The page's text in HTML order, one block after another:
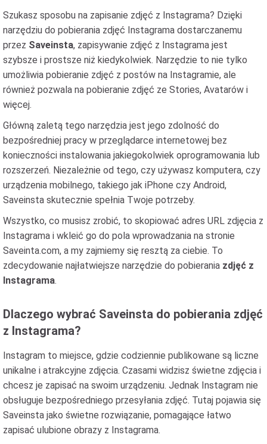
Szukasz sposobu na zapisanie zdjęć z Instagrama? Dzięki
narzędziu do pobierania zdjęć Instagrama dostarczanemu
przez Saveinsta, zapisywanie zdjęć z Instagrama jest
szybsze i prostsze niż kiedykolwiek. Narzędzie to nie tylko
umożliwia pobieranie zdjęć z postów na Instagramie, ale
również pozwala na pobieranie zdjęć ze Stories, Avatarów i
więcej.
Główną zaletą tego narzędzia jest jego zdolność do
bezpośredniej pracy w przeglądarce internetowej bez
konieczności instalowania jakiegokolwiek oprogramowania lub
rozszerzeń. Niezależnie od tego, czy używasz komputera, czy
urządzenia mobilnego, takiego jak iPhone czy Android,
Saveinsta skutecznie spełnia Twoje potrzeby.
Wszystko, co musisz zrobić, to skopiować adres URL zdjęcia z
Instagrama i wkleić go do pola wprowadzania na stronie
Saveinta.com, a my zajmiemy się resztą za ciebie. To
zdecydowanie najłatwiejsze narzędzie do pobierania zdjęć z
Instagrama.
Dlaczego wybrać Saveinsta do pobierania zdjęć
z Instagrama?
Instagram to miejsce, gdzie codziennie publikowane są liczne
unikalne i atrakcyjne zdjęcia. Czasami widzisz świetne zdjęcia i
chcesz je zapisać na swoim urządzeniu. Jednak Instagram nie
obsługuje bezpośredniego przesyłania zdjęć. Tutaj pojawia się
Saveinsta jako świetne rozwiązanie, pomagające łatwo
zapisać ulubione obrazy z Instagrama.